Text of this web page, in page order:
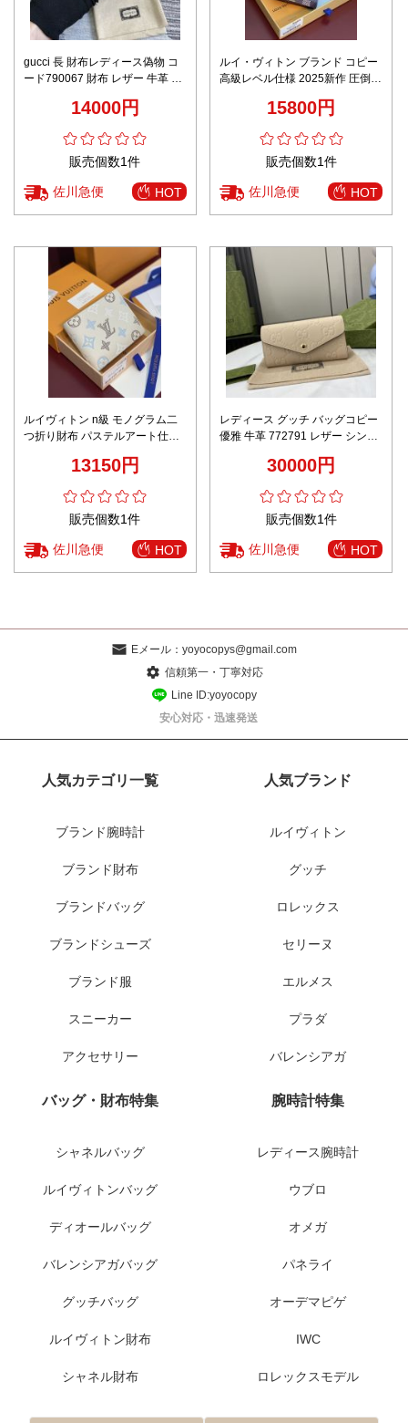
gucci 長 財布レディース偽物 コ
ード790067 財布 レザー 牛革 G
カートバッグ ブラウン
14000円
販売個数1件
佐川急便 HOT
ルイ・ヴィトン ブランド コピー
高級レベル仕様 2025新作 圧倒的
15800円
販売個数1件
佐川急便 HOT
ルイヴィトン n級 モノグラム二
つ折り財布 パステルアート仕様
13150円
販売個数1件
佐川急便 HOT
レディース グッチ バッグコピー
優雅 牛革 772791 レザー シンプ
30000円
販売個数1件
佐川急便 HOT
Eメール： yoyocopys@gmail.com
信頼第一・丁寧対応
Line ID:yoyocopy
安心対応・迅速発送
人気カテゴリ一覧
ブランド腕時計
ブランド財布
ブランドバッグ
ブランドシューズ
ブランド服
スニーカー
アクセサリー
人気ブランド
ルイヴィトン
グッチ
ロレックス
セリーヌ
エルメス
プラダ
バレンシアガ
バッグ・財布特集
シャネルバッグ
ルイヴィトンバッグ
ディオールバッグ
バレンシアガバッグ
グッチバッグ
ルイヴィトン財布
シャネル財布
腕時計特集
レディース腕時計
ウブロ
オメガ
パネライ
オーデマピゲ
IWC
ロレックスモデル